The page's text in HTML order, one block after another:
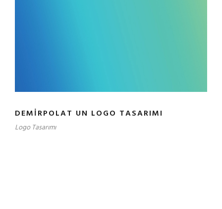
DEMIRPOLAT UN LOGO TASARIMI
Logo Tasarımı